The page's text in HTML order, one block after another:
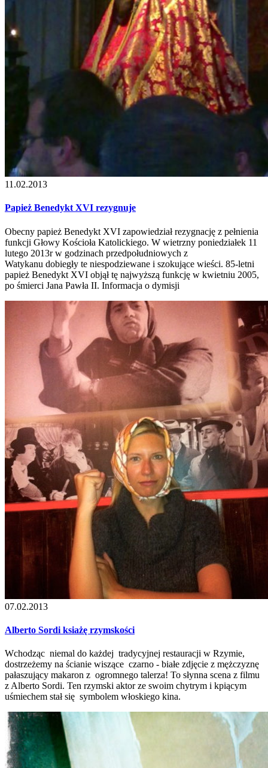
11.02.2013
Papież Benedykt XVI rezygnuje
Obecny papież Benedykt XVI zapowiedział rezygnację z pełnienia
funkcji Głowy Kościoła Katolickiego. W wietrzny poniedziałek 11
lutego 2013r w godzinach przedpołudniowych z
Watykanu dobiegły te niespodziewane i szokujące wieści. 85-letni
papież Benedykt XVI objął tę najwyższą funkcję w kwietniu 2005,
po śmierci Jana Pawła II. Informacja o dymisji
07.02.2013
Alberto Sordi ksiażę rzymskości
Wchodząc niemal do każdej tradycyjnej restauracji w Rzymie,
dostrzeżemy na ścianie wiszące czarno - białe zdjęcie z mężczyznę
pałaszujący makaron z ogromnego talerza! To słynna scena z filmu
z Alberto Sordi. Ten rzymski aktor ze swoim chytrym i kpiącym
uśmiechem stał się symbolem włoskiego kina.